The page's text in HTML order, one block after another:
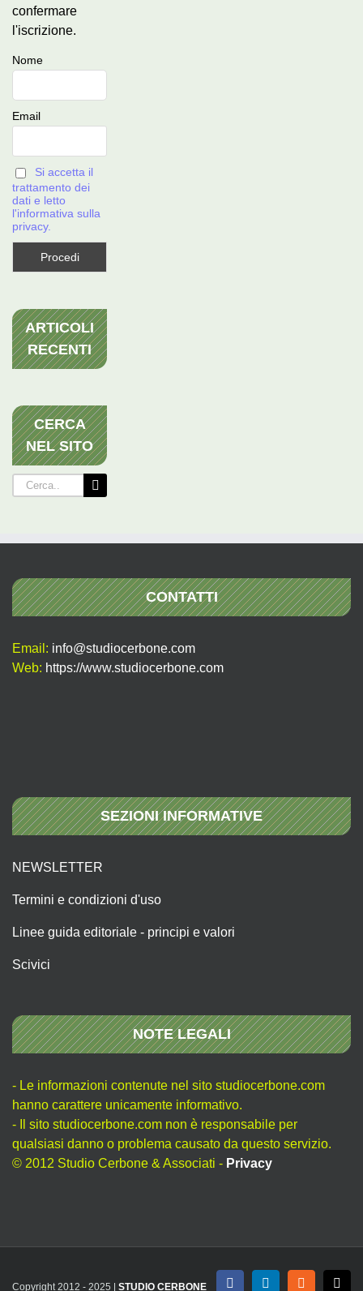
confermare
l'iscrizione.
Nome
Email
Si accetta il
trattamento dei
dati e letto
l'informativa sulla
privacy.
ARTICOLI
RECENTI
CERCA
NEL SITO
Cerca
per:
CONTATTI
Email: info@studiocerbone.com
Web: https://www.studiocerbone.com
SEZIONI INFORMATIVE
NEWSLETTER
Termini e condizioni d'uso
Linee guida editoriale - principi e valori
Scivici
NOTE LEGALI
- Le informazioni contenute nel sito studiocerbone.com
hanno carattere unicamente informativo.
- Il sito studiocerbone.com non è responsabile per
qualsiasi danno o problema causato da questo servizio.
© 2012 Studio Cerbone & Associati - Privacy
Copyright 2012 - 2025 | STUDIO CERBONE